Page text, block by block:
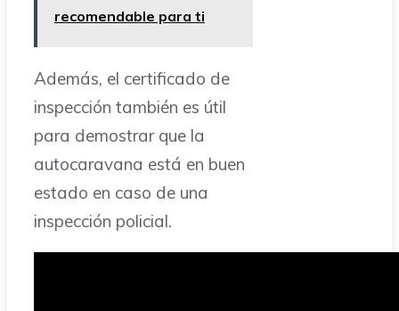
recomendable para ti
Además, el certificado de
inspección también es útil
para demostrar que la
autocaravana está en buen
estado en caso de una
inspección policial.